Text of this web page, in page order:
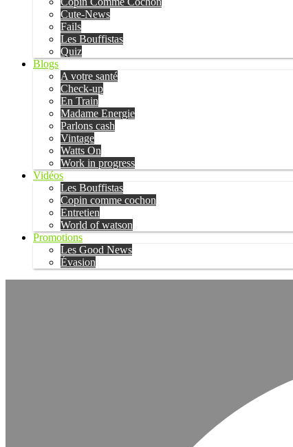
Cute-News
Fails
Les Bouffistas
Quiz
Blogs
A votre santé
Check-up
En Train
Madame Energie
Parlons cash
Vintage
Watts On
Work in progress
Vidéos
Les Bouffistas
Copin comme cochon
Entretien
World of watson
Promotions
Les Good News
Évasion